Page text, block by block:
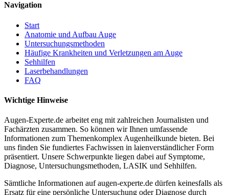
Navigation
Start
Anatomie und Aufbau Auge
Untersuchungsmethoden
Häufige Krankheiten und Verletzungen am Auge
Sehhilfen
Laserbehandlungen
FAQ
Wichtige Hinweise
Augen-Experte.de arbeitet eng mit zahlreichen Journalisten und
Fachärzten zusammen. So können wir Ihnen umfassende
Informationen zum Themenkomplex Augenheilkunde bieten. Bei
uns finden Sie fundiertes Fachwissen in laienverständlicher Form
präsentiert. Unsere Schwerpunkte liegen dabei auf Symptome,
Diagnose, Untersuchungsmethoden, LASIK und Sehhilfen.
Sämtliche Informationen auf augen-experte.de dürfen keinesfalls als
Ersatz für eine persönliche Untersuchung oder Diagnose durch